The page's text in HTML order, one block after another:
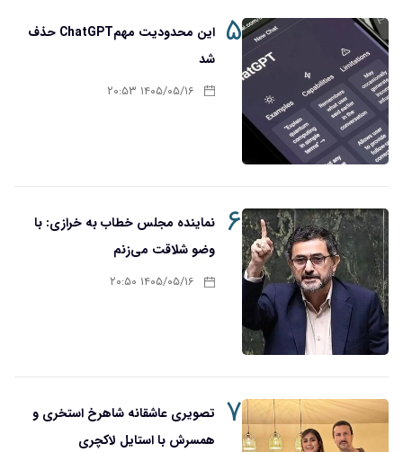
۵
این محدودیت مهمChatGPT حذف
شد
۱۴۰۵/۰۵/۱۶ ۲۰:۵۳
۶
نماینده مجلس خطاب به خرازی: با
وضو شلاقت می‌زنم
۱۴۰۵/۰۵/۱۶ ۲۰:۵۰
۷
تصویری عاشقانه شاهرخ استخری و
همسرش با استایل لاکچری